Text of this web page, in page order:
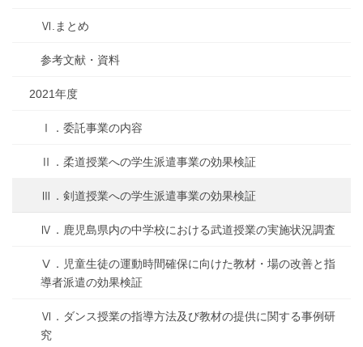
Ⅵ.まとめ
参考文献・資料
2021年度
Ⅰ．委託事業の内容
Ⅱ．柔道授業への学生派遣事業の効果検証
Ⅲ．剣道授業への学生派遣事業の効果検証
Ⅳ．鹿児島県内の中学校における武道授業の実施状況調査
Ⅴ．児童生徒の運動時間確保に向けた教材・場の改善と指
導者派遣の効果検証
Ⅵ．ダンス授業の指導方法及び教材の提供に関する事例研
究